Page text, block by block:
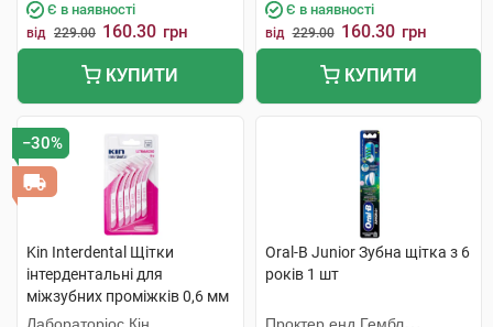
Є в наявності
від 229.00 160.30 грн
КУПИТИ
Є в наявності
від 229.00 160.30 грн
КУПИТИ
−30%
Kin Interdental Щітки
інтердентальні для
міжзубних проміжків 0,6 мм
6 шт
Oral-B Junior Зубна щітка з 6
років 1 шт